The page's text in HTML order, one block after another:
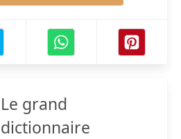
Le grand
dictionnaire